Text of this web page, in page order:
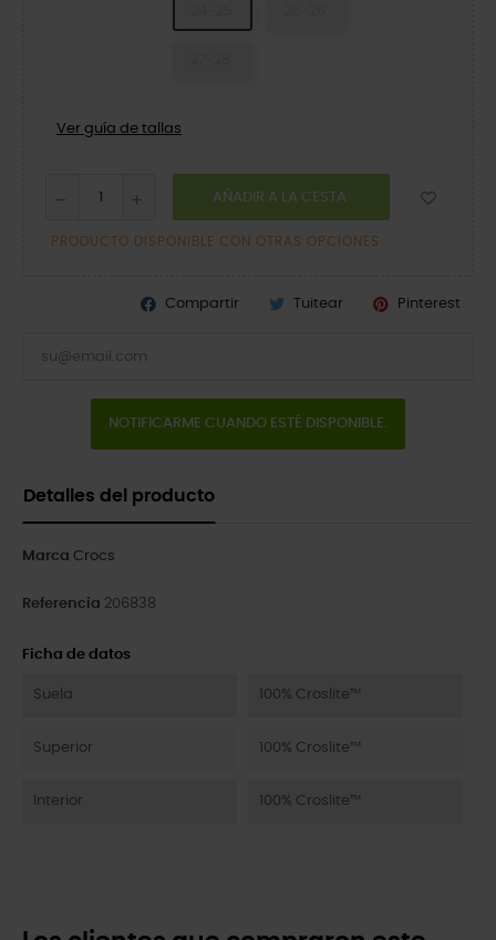
Ver guía de tallas
AÑADIR A LA CESTA
PRODUCTO DISPONIBLE CON OTRAS OPCIONES
Compartir Tuitear Pinterest
NOTIFICARME CUANDO ESTÉ DISPONIBLE.
Detalles del producto
Marca Crocs
Referencia 206838
Ficha de datos
Suela 100% Croslite™
Superior 100% Croslite™
Interior 100% Croslite™